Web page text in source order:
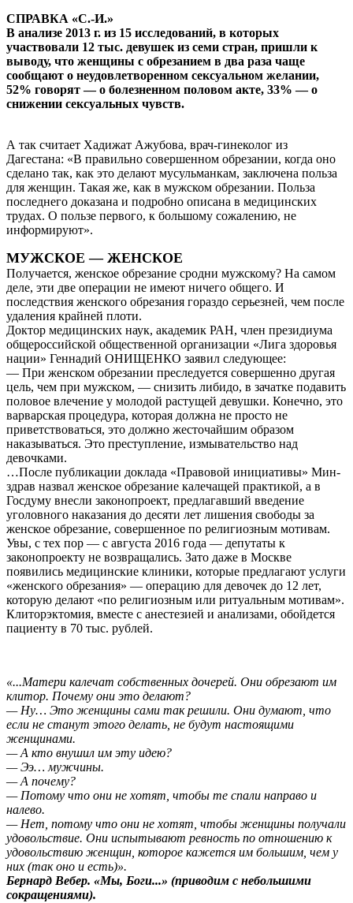
СПРАВКА «С.-И.»
В анализе 2013 г. из 15 исследований, в которых
участвовали 12 тыс. девушек из семи стран, пришли к
выводу, что женщины с обрезанием в два раза чаще
сообщают о неудовлетворенном сексуальном желании,
52% говорят — о болезненном половом акте, 33% — о
снижении сексуальных чувств.
А так считает Хадижат Ажубова, врач-гинеколог из
Дагестана: «В правильно совершенном обрезании, когда оно
сделано так, как это делают мусульманкам, заключена польза
для женщин. Такая же, как в мужском обрезании. Польза
последнего доказана и подробно описана в медицинских
трудах. О пользе первого, к большому сожалению, не
информируют».
МУЖСКОЕ — ЖЕНСКОЕ
Получается, женское обрезание сродни мужскому? На самом
деле, эти две операции не имеют ничего общего. И
последствия женского обрезания гораздо серьезней, чем после
удаления крайней плоти.
Доктор медицинских наук, академик РАН, член президиума
общероссийской общественной организации «Лига здоровья
нации» Геннадий ОНИЩЕНКО заявил следующее:
— При женском обрезании преследуется совершенно другая
цель, чем при мужском, — снизить либидо, в зачатке подавить
половое влечение у молодой растущей девушки. Конечно, это
варварская процедура, которая должна не просто не
приветствоваться, это должно жесточайшим образом
наказываться. Это преступление, измывательство над
девочками.
…После публикации доклада «Правовой инициативы» Мин­
здрав назвал женское обрезание калечащей практикой, а в
Госдуму внесли законопроект, предлагавший введение
уголовного наказания до десяти лет лишения свободы за
женское обрезание, совершенное по религиозным мотивам.
Увы, с тех пор — с августа 2016 года — депутаты к
законопроекту не возвращались. Зато даже в Москве
появились медицинские клиники, которые предлагают услуги
«женского обрезания» — операцию для девочек до 12 лет,
которую делают «по религиозным или ритуальным мотивам».
Клиторэктомия, вместе с анестезией и анализами, обойдется
пациенту в 70 тыс. рублей.
«...Матери калечат собственных дочерей. Они обрезают им
клитор. Почему они это делают?
— Ну… Это женщины сами так решили. Они думают, что
если не станут этого делать, не будут настоящими
женщинами.
— А кто внушил им эту идею?
— Ээ… мужчины.
— А почему?
— Потому что они не хотят, чтобы те спали направо и
налево.
— Нет, потому что они не хотят, чтобы женщины получали
удовольствие. Они испытывают ревность по отношению к
удовольствию женщин, которое кажется им большим, чем у
них (так оно и есть)».
Бернард Вебер. «Мы, Боги...» (приводим с небольшими
сокращениями).